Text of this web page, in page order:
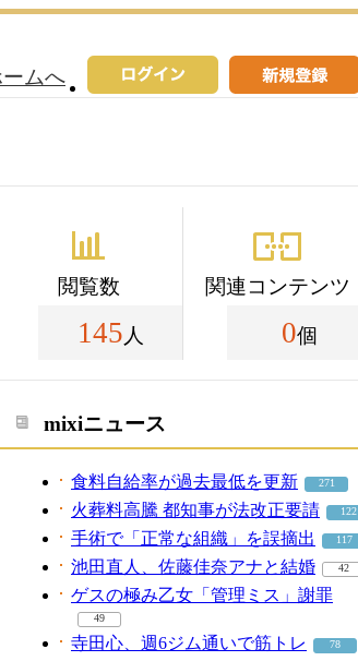
ムへ
閲覧数
145 人
関連コンテンツ
0個
mixiニュース
食料自給率が過去最低を更新 271
火葬料高騰 都知事が法改正要請 122
手術で「正常な組織」を誤摘出 117
池田直人、佐藤佳奈アナと結婚 42
ゲスの極み乙女「管理ミス」謝罪
49
寺田心、週6ジム通いで筋トレ 78